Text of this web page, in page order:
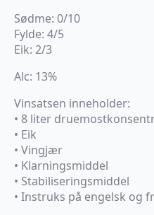
Sødme: 0/10
Fylde: 4/5
Eik: 2/3
Alc: 13%
Vinsatsen inneholder:
• 8 liter
• Eik
• Vingjær
• Klarningsmiddel
• Stabiliseringsmiddel
• Instruks på engelsk og